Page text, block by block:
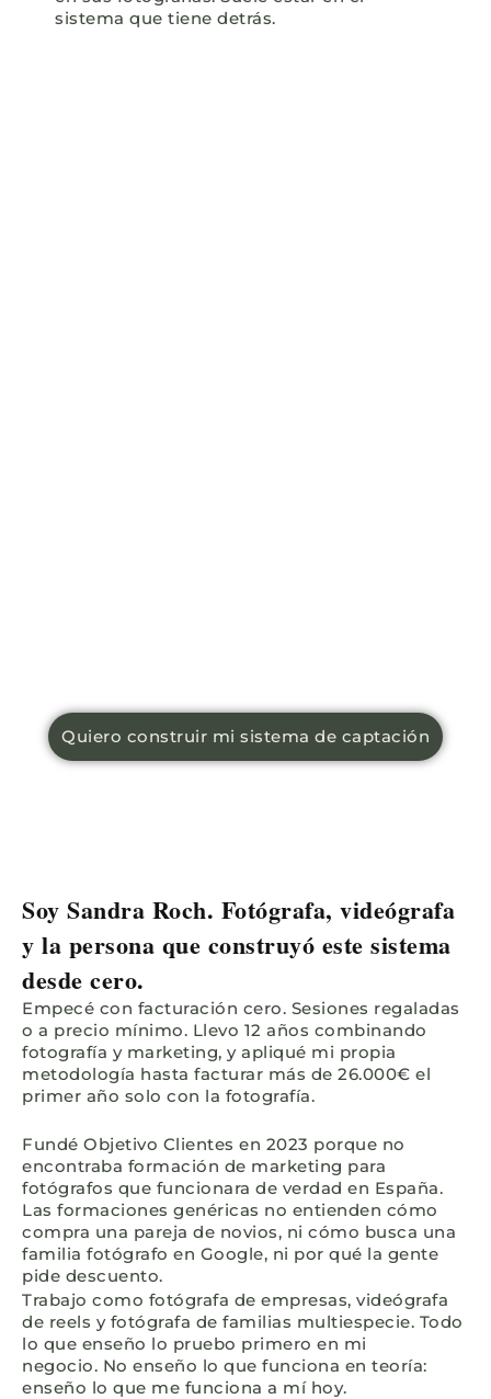
sistema que tiene detrás.
Quiero construir mi sistema de captación
Soy Sandra Roch. Fotógrafa, videógrafa
y la persona que construyó este sistema
desde cero.
Empecé con facturación cero. Sesiones regaladas
o a precio mínimo. Llevo 12 años combinando
fotografía y marketing, y apliqué mi propia
metodología hasta facturar más de 26.000€ el
primer año solo con la fotografía.
Fundé Objetivo Clientes en 2023 porque no
encontraba formación de marketing para
fotógrafos que funcionara de verdad en España.
Las formaciones genéricas no entienden cómo
compra una pareja de novios, ni cómo busca una
familia fotógrafo en Google, ni por qué la gente
pide descuento.
Trabajo como fotógrafa de empresas, videógrafa
de reels y fotógrafa de familias multiespecie. Todo
lo que enseño lo pruebo primero en mi
negocio. No enseño lo que funciona en teoría:
enseño lo que me funciona a mí hoy.